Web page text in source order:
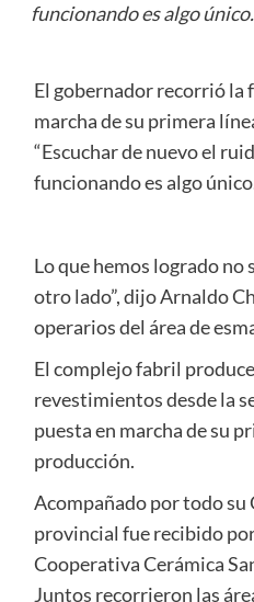
funcionando es algo único.
El gobernador recorrió la
marcha de su primera
“Escuchar de nuevo el
funcionando es algo
Lo que hemos logrado no
otro lado”, dijo Arnaldo
operarios del área de
El complejo fabril
revestimientos desde la
puesta en marcha de su
producción.
Acompañado por todo
provincial fue recibido
Cooperativa Cerámica
Juntos recorrieron las